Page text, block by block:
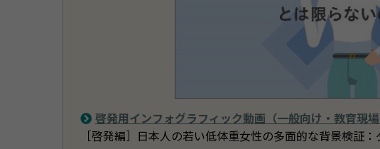
啓発用インフォグラフィック動画（一般向け・教育現場
［啓発編］日本人の若い低体重女性の多面的な背景検証